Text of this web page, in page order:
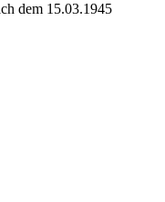
dem 15.03.1945